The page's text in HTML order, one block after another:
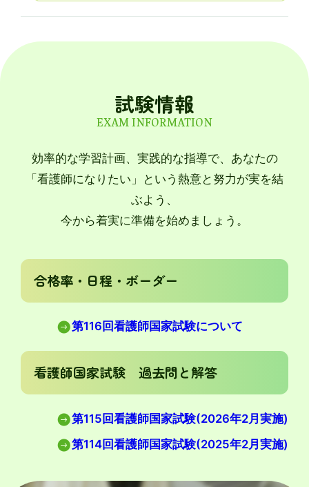
試験情報
EXAM INFORMATION
効率的な学習計画、実践的な指導で、あなたの
「看護師になりたい」という熱意と努力が実を結
ぶよう、
今から着実に準備を始めましょう。
合格率・日程・ボーダー
第116回看護師国家試験について
看護師国家試験 過去問と解答
第115回看護師国家試験(2026年2月実施)
第114回看護師国家試験(2025年2月実施)